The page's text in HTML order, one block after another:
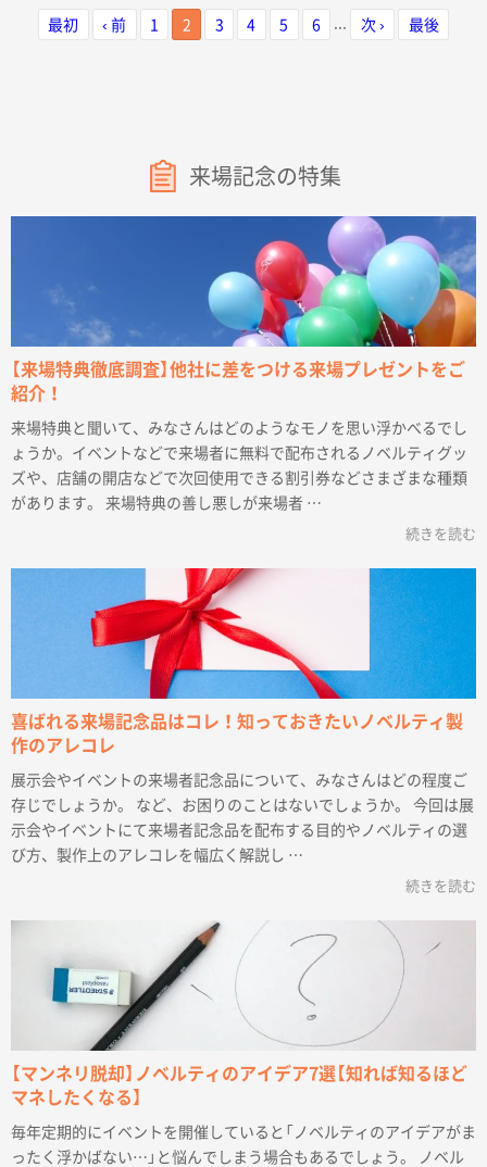
の際のエコバッグとしてもおすすめで
す。加工も単色からフルカラーまで対応
けますが、手触りがよく、最薄（4オンス
程度）ならではの柔らかさが特徴です。印
最初 ‹ 前 1 2 3 4 5 6 次 › 最後
来場記念の特集
【来場特典徹底調査】他社に差をつける来場プレゼントをご
紹介！
来場特典と聞いて、みなさんはどのようなモノを思い浮かべるでし
ょうか。イベントなどで来場者に無料で配布されるノベルティグッ
ズや、店舗の開店などで次回使用できる割引券などさまざまな種類
があります。 来場特典の善し悪しが来場者 …
続きを読む
喜ばれる来場記念品はコレ！知っておきたいノベルティ製
作のアレコレ
展示会やイベントの来場者記念品について、みなさんはどの程度ご
存じでしょうか。 など、お困りのことはないでしょうか。 今回は展
示会やイベントにて来場者記念品を配布する目的やノベルティの選
び方、製作上のアレコレを幅広く解説し …
続きを読む
【マンネリ脱却】ノベルティのアイデア7選【知れば知るほど
マネしたくなる】
毎年定期的にイベントを開催していると「ノベルティのアイデアがま
ったく浮かばない…」と悩んでしまう場合もあるでしょう。 ノベル